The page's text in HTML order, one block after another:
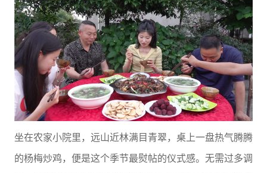
坐在农家小院里，远山近林满目青翠，桌上一盘热气腾腾
的杨梅炒鸡，便是这个季节最熨帖的仪式感。无需过多调